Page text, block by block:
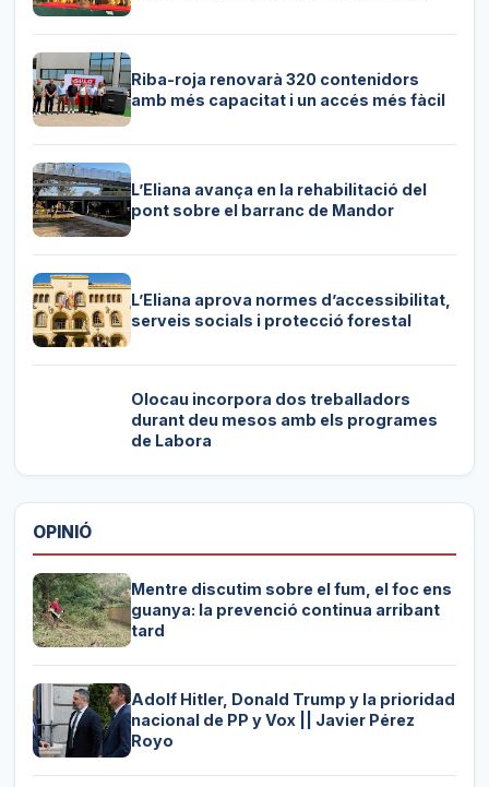
Riba-roja renovarà 320 contenidors
amb més capacitat i un accés més fàcil
L’Eliana avança en la rehabilitació del
pont sobre el barranc de Mandor
L’Eliana aprova normes d’accessibilitat,
serveis socials i protecció forestal
Olocau incorpora dos treballadors
durant deu mesos amb els programes
de Labora
OPINIÓ
Mentre discutim sobre el fum, el foc ens
guanya: la prevenció continua arribant
tard
Adolf Hitler, Donald Trump y la prioridad
nacional de PP y Vox || Javier Pérez
Royo